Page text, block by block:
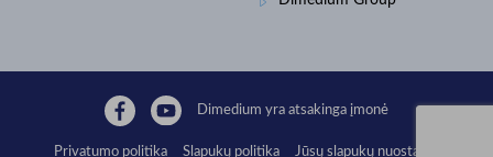
Dimedium yra atsakinga įmonė
Privatumo politika Slapukų politika Jūsų slapukų nuostatos